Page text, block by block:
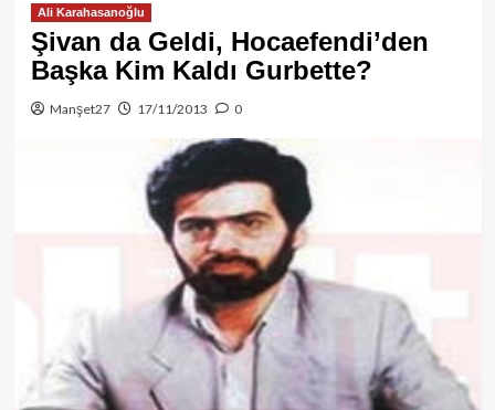
Ali Karahasanoğlu
Şivan da Geldi, Hocaefendi’den
Başka Kim Kaldı Gurbette?
Manşet27 17/11/2013 0